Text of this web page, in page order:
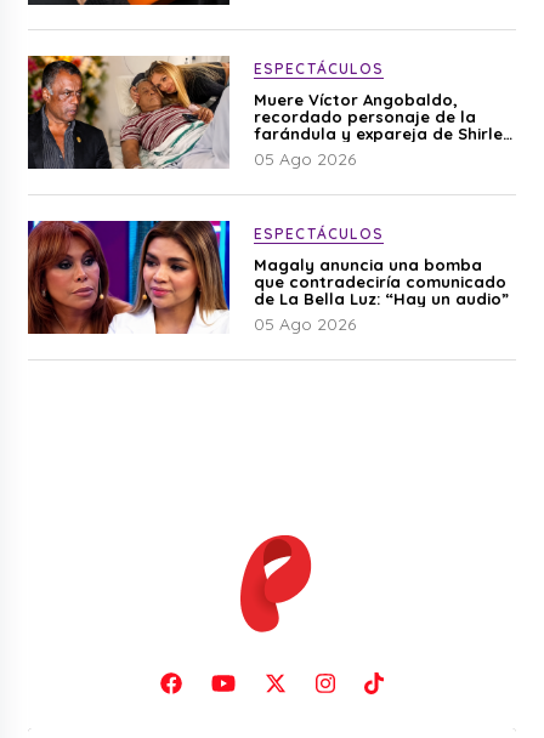
ESPECTÁCULOS
Muere Víctor Angobaldo,
recordado personaje de la
farándula y expareja de Shirley
Cherres
05 Ago 2026
ESPECTÁCULOS
Magaly anuncia una bomba
que contradeciría comunicado
de La Bella Luz: “Hay un audio”
05 Ago 2026